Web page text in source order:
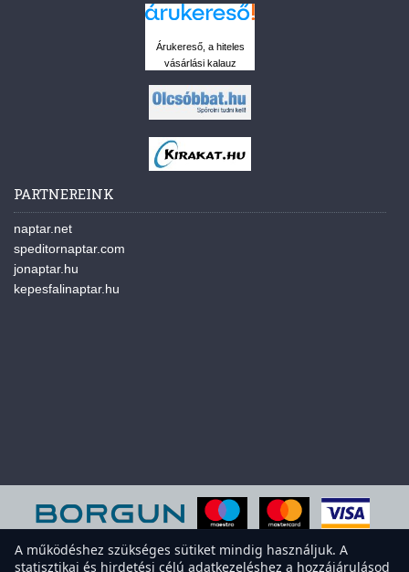
Árukereső, a hiteles
vásárlási kalauz
PARTNEREINK
naptar.net
speditornaptar.com
jonaptar.hu
kepesfalinaptar.hu
A működéshez szükséges sütiket mindig használjuk. A
statisztikai és hirdetési célú adatkezeléshez a hozzájárulásod